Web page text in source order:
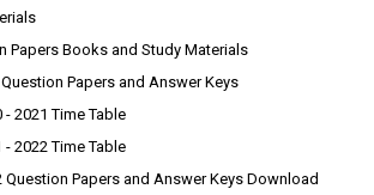
Papers Books and Study Materials
Papers and Answer Keys
- 2021 Time Table
- 2022 Time Table
Question Papers and Answer Keys Download